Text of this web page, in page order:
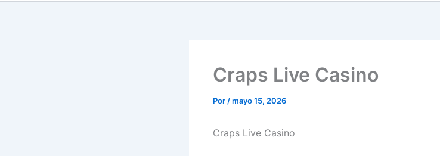
Craps Live Casino
Por /mayo 15, 2026
Craps Live Casino